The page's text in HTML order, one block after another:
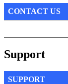
CONTACT US
Support
SUPPORT